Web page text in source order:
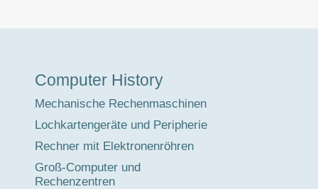
Computer History
Mechanische Rechenmaschinen
Lochkartengeräte und Peripherie
Rechner mit Elektronenröhren
Groß-Computer und
Rechenzentren